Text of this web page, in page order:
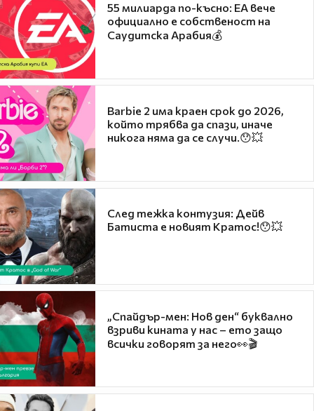
55 милиарда по-късно: EA вече
официално е собственост на
Саудитска Арабия💰
Barbie 2 има краен срок до 2026,
който трябва да спази, иначе
никога няма да се случи.😯💥
След тежка контузия: Дейв
Батиста е новият Кратос!😯💥
„Спайдър-мен: Нов ден“ буквално
взриви кината у нас – ето защо
всички говорят за него👀🎬